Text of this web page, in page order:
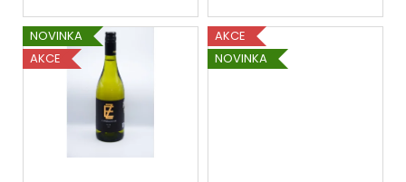
NOVINKA
AKCE
AKCE
NOVINKA